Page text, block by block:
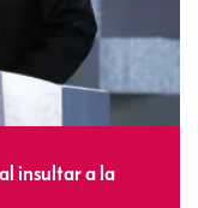
insultar a la